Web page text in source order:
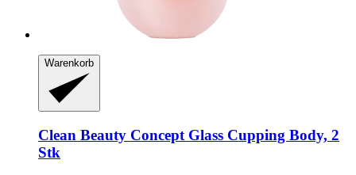
Warenkorb
Clean Beauty Concept Glass Cupping Body, 2
Stk